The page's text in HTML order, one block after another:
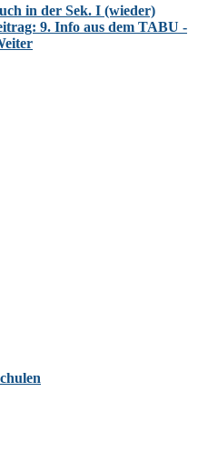
in der Sek. I (wieder)
9. Info aus dem TABU -